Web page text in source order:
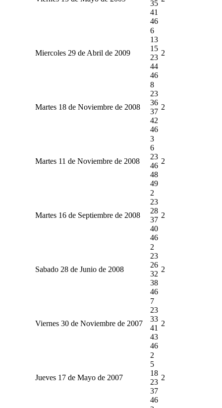
35
41
46
Miercoles 29 de Abril de 2009
6
13
15
23
44
46
2
Martes 18 de Noviembre de 2008
8
23
36
37
42
46
2
Martes 11 de Noviembre de 2008
3
6
23
46
48
49
2
Martes 16 de Septiembre de 2008
2
23
28
37
40
46
2
Sabado 28 de Junio de 2008
2
23
26
32
38
46
2
Viernes 30 de Noviembre de 2007
7
23
33
41
43
46
2
Jueves 17 de Mayo de 2007
2
5
18
23
37
46
2